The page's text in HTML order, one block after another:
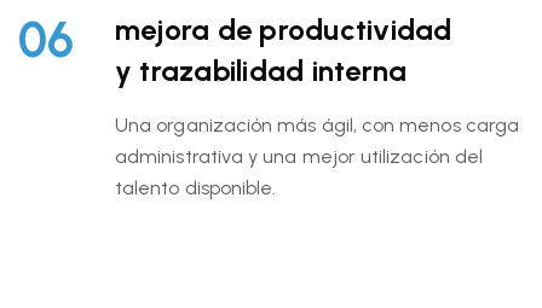
06
mejora de productividad
y trazabilidad interna
Una organización más ágil, con menos carga
administrativa y una mejor utilización del
talento disponible.